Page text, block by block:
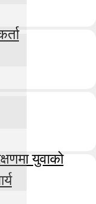
युवाको